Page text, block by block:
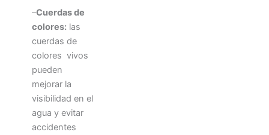
–Cuerdas de
colores:las
cuerdas de
colores vivos
pueden
mejorar la
visibilidad en el
agua y evitar
accidentes